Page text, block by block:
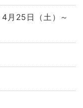
25日（土）～